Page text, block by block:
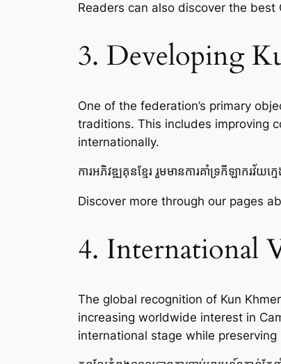
Readers can also discover the
3. Developing
One of the federation’s primary
traditions. This includes improving
internationally.
ការអភិវឌ្ឍគុនខ្មែរ រួមមានការគាំទ្រកីឡាករវ័យ
Discover more through our pages
4. International
The global recognition of Kun
increasing worldwide interest in
international stage while